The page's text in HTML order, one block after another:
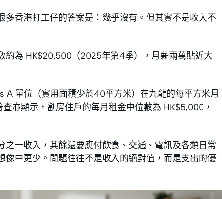
香港打工仔的答案是：幾乎沒有。但其實不是收入不
約為 HK$20,500（2025年第4季），月薪兩萬貼近大
單位（實用面積少於40平方米）在九龍的每平方米月
亦顯示，劏房住戶的每月租金中位數為 HK$5,000，
一收入，其餘還要應付飲食、交通、電訊及各類日常
中更少。問題往往不是收入的絕對值，而是支出的優